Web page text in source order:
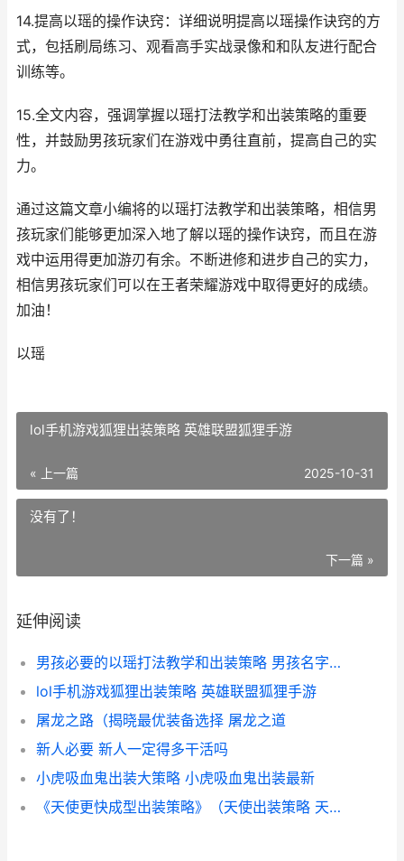
14.提高以瑶的操作诀窍：详细说明提高以瑶操作诀窍的方
式，包括刷局练习、观看高手实战录像和和队友进行配合
训练等。
15.全文内容，强调掌握以瑶打法教学和出装策略的重要
性，并鼓励男孩玩家们在游戏中勇往直前，提高自己的实
力。
通过这篇文章小编将的以瑶打法教学和出装策略，相信男
孩玩家们能够更加深入地了解以瑶的操作诀窍，而且在游
戏中运用得更加游刃有余。不断进修和进步自己的实力，
相信男孩玩家们可以在王者荣耀游戏中取得更好的成绩。
加油！
以瑶
lol手机游戏狐狸出装策略 英雄联盟狐狸手游
« 上一篇 2025-10-31
没有了！
下一篇 »
延伸阅读
男孩必要的以瑶打法教学和出装策略 男孩名字可以用这个瑶吗
lol手机游戏狐狸出装策略 英雄联盟狐狸手游
屠龙之路（揭晓最优装备选择 屠龙之道
新人必要 新人一定得多干活吗
小虎吸血鬼出装大策略 小虎吸血鬼出装最新
《天使更快成型出装策略》（天使出装策略 天使成功学